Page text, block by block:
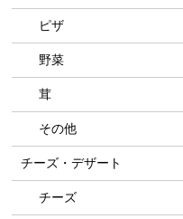
ピザ
野菜
茸
その他
チーズ・デザート
チーズ